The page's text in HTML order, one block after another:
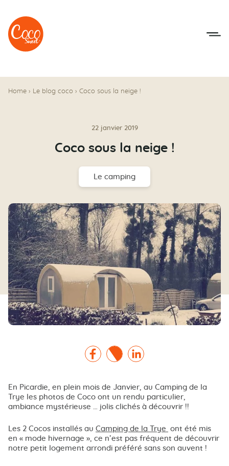
Aller au menu
Aller au contenu
Home › Le blog coco › Coco sous la neige !
22 janvier 2019
Coco sous la neige !
Le camping
Facebook
TwitterLinkedin
En Picardie, en plein mois de Janvier, au Camping de la
Trye les photos de Coco ont un rendu particulier,
ambiance mystérieuse … jolis clichés à découvrir !!
Les 2 Cocos installés au Camping de la Trye ont été mis
en « mode hivernage », ce n’est pas fréquent de découvrir
notre petit logement arrondi préféré sans son auvent !